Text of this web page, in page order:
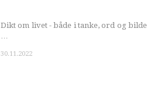
Dikt om livet - både i tanke, ord og bilde
…
30.11.2022